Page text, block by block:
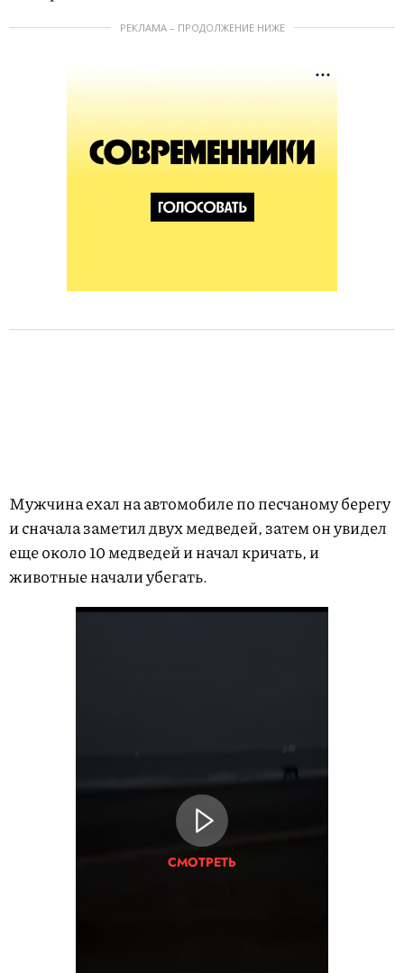
РЕКЛАМА – ПРОДОЛЖЕНИЕ НИЖЕ
Мужчина ехал на автомобиле по песчаному берегу
и сначала заметил двух медведей, затем он увидел
еще около 10 медведей и начал кричать, и
животные начали убегать.
СМОТРЕТЬ